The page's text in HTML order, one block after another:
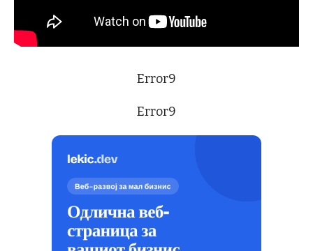
Error9
Error9